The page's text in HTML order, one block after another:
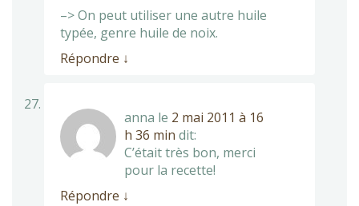
–> On peut utiliser une autre huile
typée, genre huile de noix.
Répondre ↓
anna le 2 mai 2011 à 16
h 36 min dit:
C’était très bon, merci
pour la recette!
Répondre ↓